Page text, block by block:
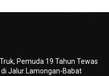
Pemuda 19 Tahun Tewas
di Jalur Lamongan-Babat